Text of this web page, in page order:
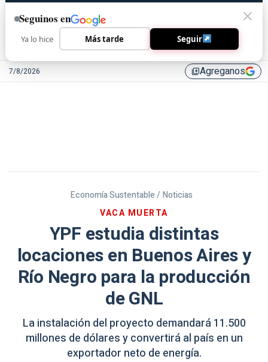
7/8/2026 library_addAgreganos
Economía Sustentable / Noticias
VACA MUERTA
YPF estudia distintas
locaciones en Buenos Aires y
Río Negro para la producción
de GNL
La instalación del proyecto demandará 11.500
millones de dólares y convertirá al país en un
exportador neto de energía.
Seguinos en
Ya lo hice Más tarde Seguir